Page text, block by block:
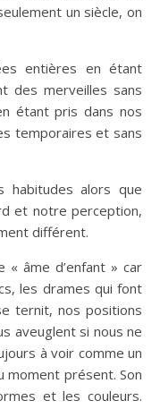
un siècle, on
entières en étant
des merveilles sans
étant pris dans nos
temporaires et sans
habitudes alors que
et notre perception,
différent.
âme d’enfant » car
les drames qui font
ternit, nos positions
aveuglent si nous ne
à voir comme un
moment présent. Son
et les couleurs.